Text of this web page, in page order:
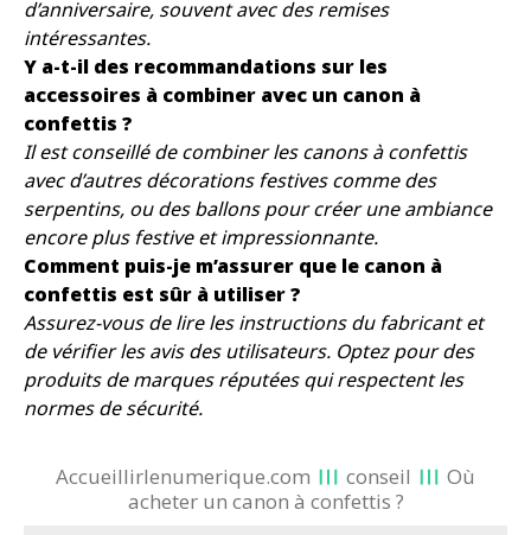
d’anniversaire, souvent avec des remises
intéressantes.
Y a-t-il des recommandations sur les
accessoires à combiner avec un canon à
confettis ?
Il est conseillé de combiner les canons à confettis
avec d’autres décorations festives comme des
serpentins, ou des ballons pour créer une ambiance
encore plus festive et impressionnante.
Comment puis-je m’assurer que le canon à
confettis est sûr à utiliser ?
Assurez-vous de lire les instructions du fabricant et
de vérifier les avis des utilisateurs. Optez pour des
produits de marques réputées qui respectent les
normes de sécurité.
Accueillirlenumerique.com conseil
Où
acheter un canon à confettis ?